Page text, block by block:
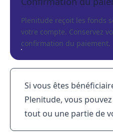
Plenitude reçoit les fonds
votre compte. Conservez
confirmation du paiement.
Si vous êtes
Plenitude, vous
tout ou une partie de